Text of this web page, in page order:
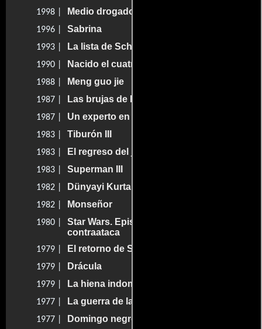
1998 | Medio drogados
1996 | Sabrina
1993 | La lista de Schindler
1990 | Nacido el cuatro de julio
1988 | Meng guo jie
1987 | Las brujas de Eastwick
1987 | Un experto en diversión
1983 | Tiburón III
1983 | El regreso del jedi
1983 | Superman III
1982 | Dünyayi Kurtaran Adam
1982 | Monseñor
1980 |
Star Wars. Episodio V: El imperio
contraataca
1979 | El retorno de Superman
1979 | Drácula
1979 | La hiena indomable
1977 | La guerra de las galaxias
1977 | Domingo negro